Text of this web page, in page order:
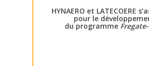
HYNAERO et LATECOERE
pour le
du programme